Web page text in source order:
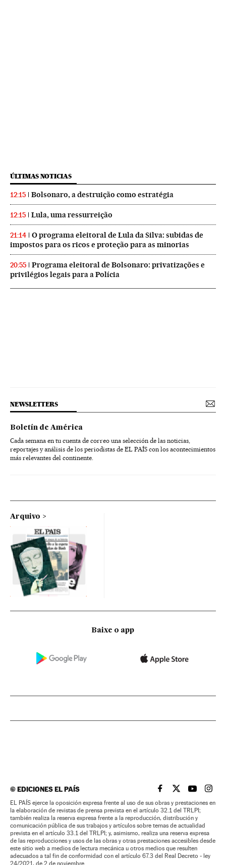
ÚLTIMAS NOTICIAS
12:15 Bolsonaro, a destruição como estratégia
12:15 Lula, uma ressurreição
21:14
O programa eleitoral de Lula da Silva: subidas de
impostos para os ricos e proteção para as minorias
20:55
Programa eleitoral de Bolsonaro: privatizações e
privilégios legais para a Polícia
NEWSLETTERS
Boletín de América
Cada semana en tu cuenta de correo una selección de las noticias,
reportajes y análisis de los periodistas de EL PAÍS con los acontecimientos
más relevantes del continente.
Arquivo
Baixe o app
©EDICIONES EL PAÍS EL PAÍS BRASIL EN
EL PAÍSEL PAÍS
EL
EL PAÍS ejerce la oposición expresa frente al uso de sus obras y prestaciones en
la elaboración de revistas de prensa prevista en el artículo 32.1 del TRLPI;
también realiza la reserva expresa frente a la reproducción, distribución y
comunicación pública de sus trabajos y artículos sobre temas de actualidad
prevista en el artículo 33.1 del TRLPI; y, asimismo, realiza una reserva expresa
de las reproducciones y usos de las obras y otras prestaciones accesibles desde
este sitio web a medios de lectura mecánica u otros medios que resulten
adecuados a tal fin de conformidad con el artículo 67.3 del Real Decreto - ley
24/2021, de 2 de noviembre